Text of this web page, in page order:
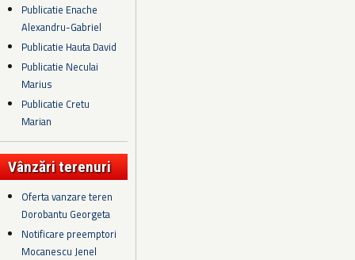
Publicatie Enache
Alexandru-Gabriel
Publicatie Hauta David
Publicatie Neculai
Marius
Publicatie Cretu
Marian
Vânzări terenuri
Oferta vanzare teren
Dorobantu Georgeta
Notificare preemptori
Mocanescu Jenel